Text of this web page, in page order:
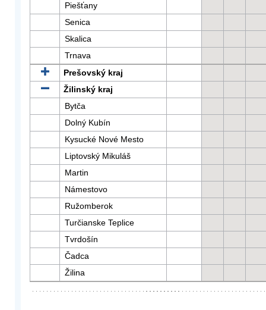
Piešťany
Senica
Skalica
Trnava
Prešovský kraj
Žilinský kraj
Bytča
Dolný Kubín
Kysucké Nové Mesto
Liptovský Mikuláš
Martin
Námestovo
Ružomberok
Turčianske Teplice
Tvrdošín
Čadca
Žilina